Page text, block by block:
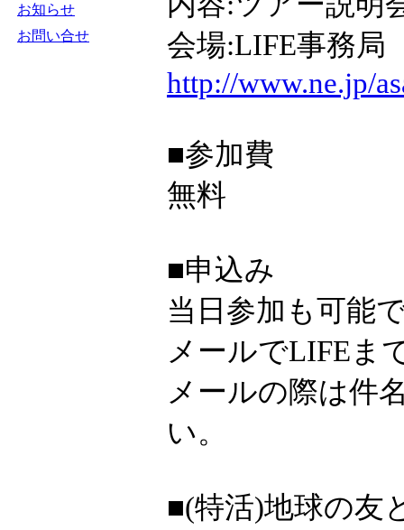
お知らせ
お問い合せ
会場:LIFE事務局
http://www.ne.jp/
■参加費
無料
■申込み
当日参加も可能
メールでLIFEま
メールの際は件
い。
■(特活)地球の友